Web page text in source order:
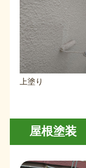
上塗り
屋根塗装